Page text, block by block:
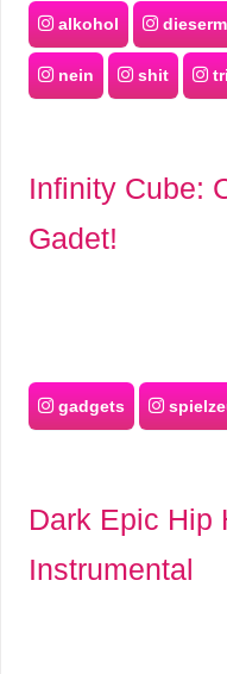
alkohol
nein shit
Infinity Cube:
Gadet!
gadgets
Dark Epic Hip
Instrumental